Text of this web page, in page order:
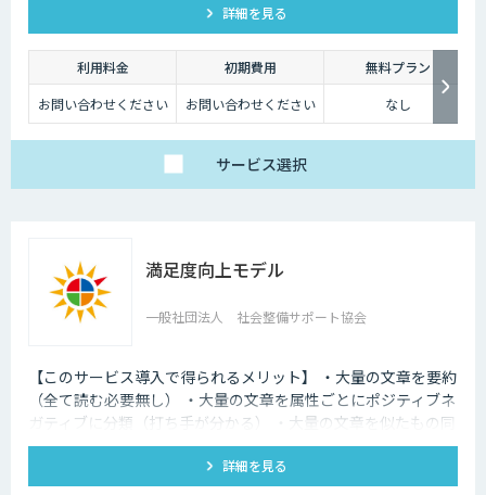
性向上の実現を支援するサービスです。
詳細を見る
利用料金 初期費用
無料プラン
お問い合わせください
お問い合わせください なし
サービス選択
満足度向上モデル
一般社団法人 社会整備サポート協会
【このサービス導入で得られるメリット】 ・大量の文章を要約
（全て読む必要無し） ・大量の文章を属性ごとにポジティブネ
ガティブに分類（打ち手が分かる） ・大量の文章を似たもの同
士に分ける（グループ毎に対策を変えられる）
詳細を見る